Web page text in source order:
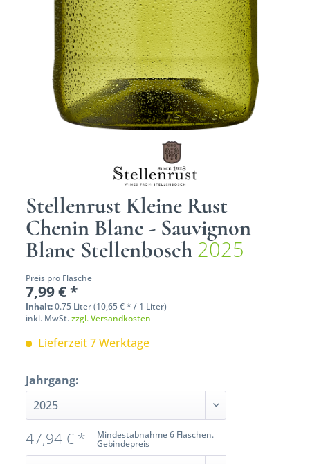
Stellenrust Kleine Rust
Chenin Blanc - Sauvignon
Blanc Stellenbosch 2025
Preis pro Flasche
7,99 € *
Inhalt:0.75 Liter (10,65 € * / 1 Liter)
inkl. MwSt.zzgl. Versandkosten
Lieferzeit 7 Werktage
Jahrgang:
Mindestabnahme 6 Flaschen.
Gebindepreis
47,94 € *